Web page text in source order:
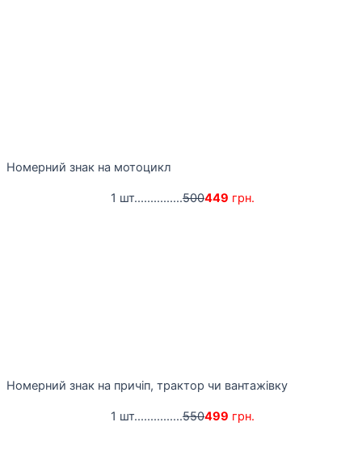
Номерний знак на мотоцикл
1 шт...............500449 грн.
Номерний знак на причіп, трактор чи вантажівку
1 шт...............550499 грн.